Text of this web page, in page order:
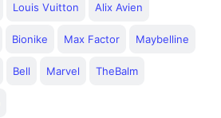
Louis Vuitton Alix Avien
Bionike Max Factor Maybelline
Bell Marvel TheBalm